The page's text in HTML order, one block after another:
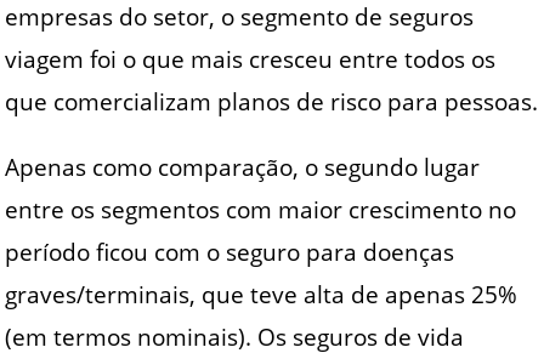
empresas do setor, o segmento de seguros
viagem foi o que mais cresceu entre todos os
que comercializam planos de risco para pessoas.
Apenas como comparação, o segundo lugar
entre os segmentos com maior crescimento no
período ficou com o seguro para doenças
graves/terminais, que teve alta de apenas 25%
(em termos nominais). Os seguros de vida